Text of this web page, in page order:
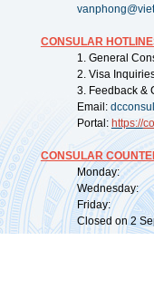
CONSULAR
1. General
2. Visa
3. Feedback &
Email:
Portal: https://
CONSULAR
Monday:
Wednesday:
Friday:
Closed on 2